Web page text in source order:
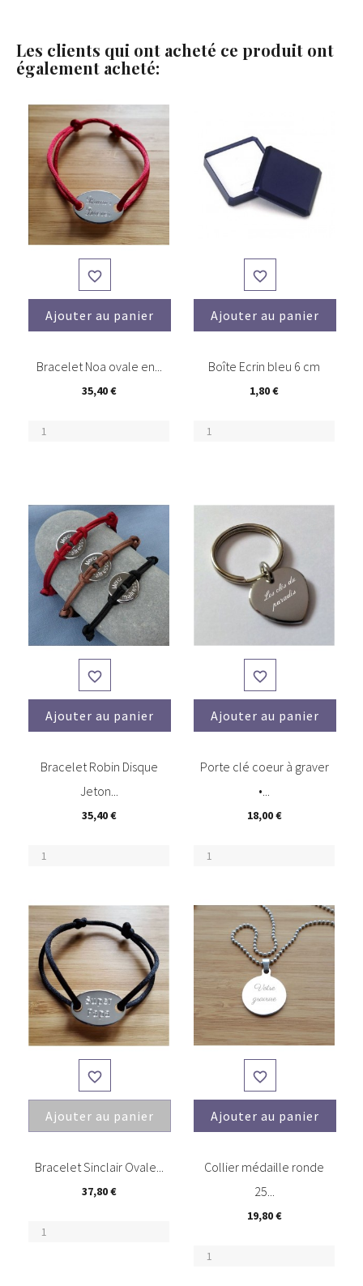
Les clients qui ont acheté ce produit ont
également acheté:

Ajouter au panier
Bracelet Noa ovale en...
35,40 €

Ajouter au panier
Boîte Ecrin bleu 6 cm
1,80 €

Ajouter au panier
Bracelet Robin Disque
Jeton...
35,40 €

Ajouter au panier
Porte clé coeur à graver
•...
18,00 €

Ajouter au panier
Bracelet Sinclair Ovale...
37,80 €

Ajouter au panier
Collier médaille ronde
25...
19,80 €